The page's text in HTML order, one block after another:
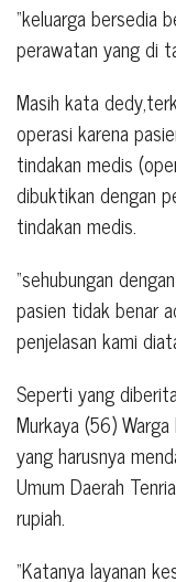
“keluarga bersedia
perawatan yang di
Masih kata
operasi karena
tindakan medis
dibuktikan dengan
tindakan medis.
“sehubungan
pasien tidak benar
penjelasan kami
Seperti yang
Murkaya (56)
yang harusnya
Umum Daerah
rupiah.
“Katanya layanan